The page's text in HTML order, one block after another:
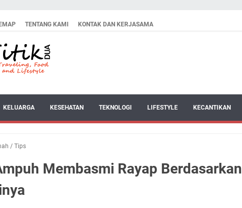
TENTANG KAMI KONTAK DAN KERJASAMA
KELUARGA KESEHATAN TEKNOLOGI LIFESTYLE KECANTIKAN
/ Tips
Membasmi Rayap Berdasarkan